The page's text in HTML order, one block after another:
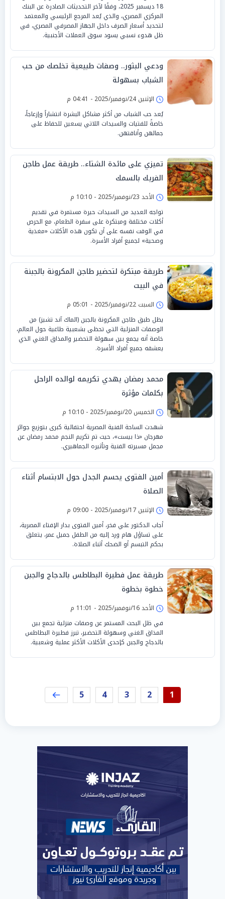
18 ديسمبر 2025، وفقًا لآخر التحديثات الصادرة عن البنك
المركزي المصري، والذي يُعد المرجع الرئيسي والمعتمد
لتحديد أسعار الصرف داخل الجهاز المصرفي المصري، في
ظل هدوء نسبي يسود سوق العملات الأجنبية.
ودعي البثور.. وصفات طبيعية تخلصك من حب
الشباب بسهولة
الإثنين 24/نوفمبر/2025 - 04:41 م
يُعد حب الشباب من أكثر مشاكل البشرة انتشاراً وإزعاجاً،
خاصةً للفتيات والسيدات اللاتي يسعين للحفاظ على
جمالهن وأناقتهن.
تميزي على مائدة الشتاء.. طريقة عمل طاجن
الفريك بالسمك
الأحد 23/نوفمبر/2025 - 10:10 م
تواجه العديد من السيدات حيرة مستمرة في تقديم
أكلات مختلفة ومبتكرة على سفرة الطعام، مع الحرص
في الوقت نفسه على أن تكون هذه الأكلات «مغذية
وصحية» لجميع أفراد الأسرة.
طريقة مبتكرة لتحضير طاجن المكرونة بالجبنة
في البيت
السبت 22/نوفمبر/2025 - 05:01 م
يظل طبق طاجن المكرونة بالجبن (الماك آند تشيز) من
الوصفات المنزلية التي تحظى بشعبية طاغية حول العالم،
خاصة أنه يجمع بين سهولة التحضير والمذاق الغني الذي
يعشقه جميع أفراد الأسرة.
محمد رمضان يهدي تكريمه لوالده الراحل
بكلمات مؤثرة
الخميس 20/نوفمبر/2025 - 10:10 م
شهدت الساحة الفنية المصرية احتفالية كبرى بتوزيع جوائز
مهرجان «ذا بيست»، حيث تم تكريم النجم محمد رمضان عن
مجمل مسيرته الفنية وتأثيره الجماهيري.
أمين الفتوى يحسم الجدل حول الابتسام أثناء
الصلاة
الإثنين 17/نوفمبر/2025 - 09:00 م
أجاب الدكتور علي فخر، أمين الفتوى بدار الإفتاء المصرية،
على تساؤل هام ورد إليه من الطفل جميل عمر، يتعلق
بحكم التبسم أو الضحك أثناء الصلاة.
طريقة عمل فطيرة البطاطس بالدجاج والجبن
خطوة بخطوة
الأحد 16/نوفمبر/2025 - 11:01 م
في ظل البحث المستمر عن وصفات منزلية تجمع بين
المذاق الغني وسهولة التحضير، تبرز فطيرة البطاطس
بالدجاج والجبن كإحدى الأكلات الأكثر عملية وشعبية.
1
2
3
4
5